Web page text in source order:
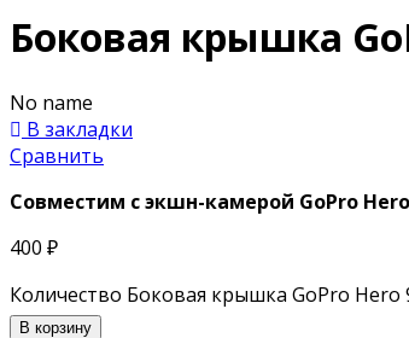
Боковая крышка
No name
В закладки
Сравнить
Совместим с экшн-камерой GoPro
400 ₽
Количество Боковая крышка GoPro Hero
В корзину